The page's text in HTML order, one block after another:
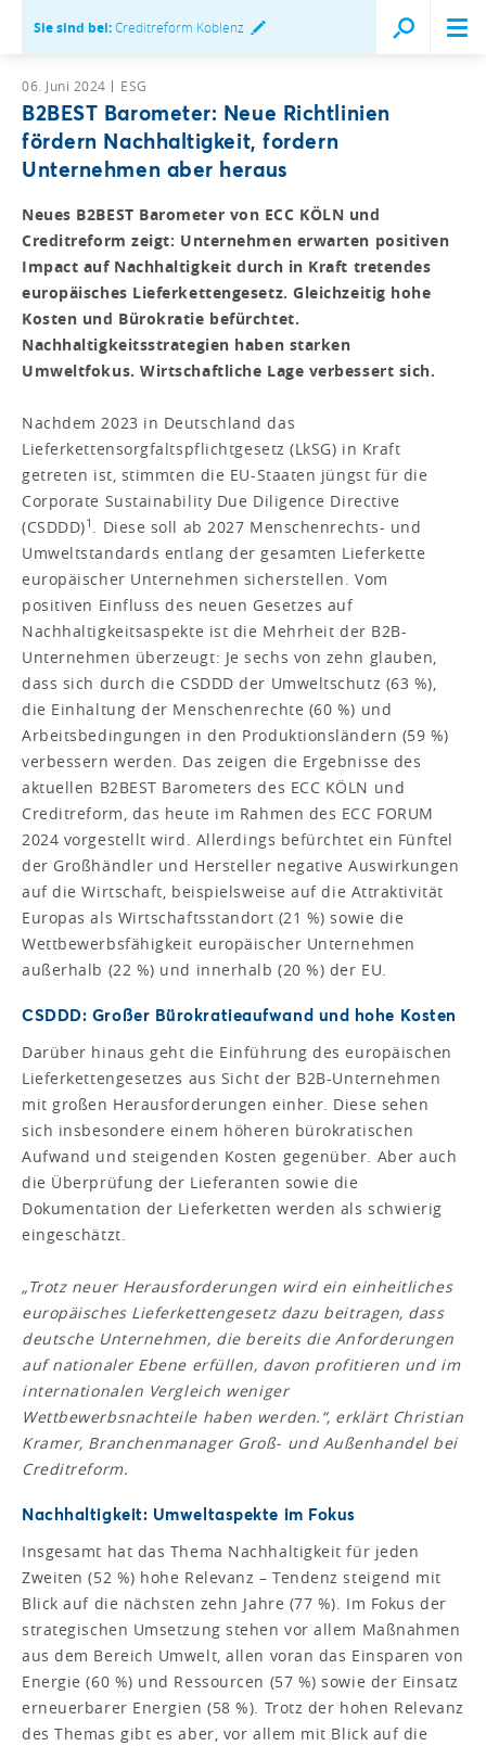
Sie sind bei:Creditreform Koblenz
06. Juni 2024 ESG
B2BEST Barometer: Neue Richtlinien
fördern Nachhaltigkeit, fordern
Unternehmen aber heraus
Neues B2BEST Barometer von ECC KÖLN und
Creditreform zeigt: Unternehmen erwarten positiven
Impact auf Nachhaltigkeit durch in Kraft tretendes
europäisches Lieferkettengesetz. Gleichzeitig hohe
Kosten und Bürokratie befürchtet.
Nachhaltigkeitsstrategien haben starken
Umweltfokus. Wirtschaftliche Lage verbessert sich.
Nachdem 2023 in Deutschland das
Lieferkettensorgfaltspflichtgesetz (LkSG) in Kraft
getreten ist, stimmten die EU-Staaten jüngst für die
Corporate Sustainability Due Diligence Directive
(CSDDD)1 . Diese soll ab 2027 Menschenrechts- und
Umweltstandards entlang der gesamten Lieferkette
europäischer Unternehmen sicherstellen. Vom
positiven Einfluss des neuen Gesetzes auf
Nachhaltigkeitsaspekte ist die Mehrheit der B2B-
Unternehmen überzeugt: Je sechs von zehn glauben,
dass sich durch die CSDDD der Umweltschutz (63 %),
die Einhaltung der Menschenrechte (60 %) und
Arbeitsbedingungen in den Produktionsländern (59 %)
verbessern werden. Das zeigen die Ergebnisse des
aktuellen B2BEST Barometers des ECC KÖLN und
Creditreform, das heute im Rahmen des ECC FORUM
2024 vorgestellt wird. Allerdings befürchtet ein Fünftel
der Großhändler und Hersteller negative Auswirkungen
auf die Wirtschaft, beispielsweise auf die Attraktivität
Europas als Wirtschaftsstandort (21 %) sowie die
Wettbewerbsfähigkeit europäischer Unternehmen
außerhalb (22 %) und innerhalb (20 %) der EU.
CSDDD: Großer Bürokratieaufwand und hohe Kosten
Darüber hinaus geht die Einführung des europäischen
Lieferkettengesetzes aus Sicht der B2B-Unternehmen
mit großen Herausforderungen einher. Diese sehen
sich insbesondere einem höheren bürokratischen
Aufwand und steigenden Kosten gegenüber. Aber auch
die Überprüfung der Lieferanten sowie die
Dokumentation der Lieferketten werden als schwierig
eingeschätzt.
„Trotz neuer Herausforderungen wird ein einheitliches
europäisches Lieferkettengesetz dazu beitragen, dass
deutsche Unternehmen, die bereits die Anforderungen
auf nationaler Ebene erfüllen, davon profitieren und im
internationalen Vergleich weniger
Wettbewerbsnachteile haben werden.“, erklärt Christian
Kramer, Branchenmanager Groß- und Außenhandel bei
Creditreform.
Nachhaltigkeit: Umweltaspekte im Fokus
Insgesamt hat das Thema Nachhaltigkeit für jeden
Zweiten (52 %) hohe Relevanz – Tendenz steigend mit
Blick auf die nächsten zehn Jahre (77 %). Im Fokus der
strategischen Umsetzung stehen vor allem Maßnahmen
aus dem Bereich Umwelt, allen voran das Einsparen von
Energie (60 %) und Ressourcen (57 %) sowie der Einsatz
erneuerbarer Energien (58 %). Trotz der hohen Relevanz
des Themas gibt es aber, vor allem mit Blick auf die